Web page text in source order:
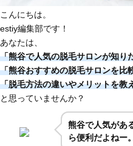
こんにちは。
estiy編集部です！
あなたは、
「熊谷で人気の脱毛サロンが知り
「熊谷おすすめの脱毛サロンを比
「脱毛方法の違いやメリットを教
と思っていませんか？
熊谷で人気があ
ら便利だよねー。